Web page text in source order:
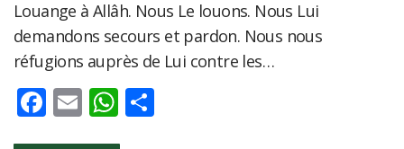
Louange à Allâh. Nous Le louons. Nous Lui
demandons secours et pardon. Nous nous
réfugions auprès de Lui contre les…
Facebook
EmailWhatsApp